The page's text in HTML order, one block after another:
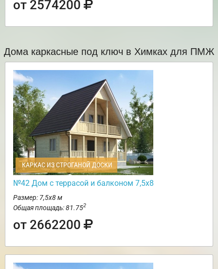
от 2574200
Дома каркасные под ключ в Химках для ПМЖ
КАРКАС ИЗ СТРОГАНОЙ ДОСКИ
№42 Дом с террасой и балконом 7,5х8
Размер: 7,5х8 м
Общая площадь: 81.752
от 2662200